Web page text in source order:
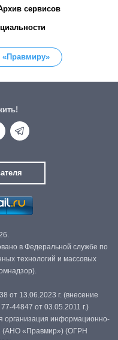
сервисов
в Федеральной службе по
технологий и массовых
от 13.06.2023 г. (внесение
44847 от 03.05.2011 г.)
организация информационно-
(АНО «Правмир») (ОГРН